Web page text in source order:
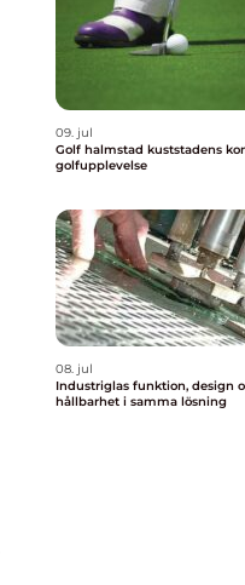
09. jul
Golf halmstad kuststadens kompletta
golfupplevelse
08. jul
Industriglas funktion, design och
hållbarhet i samma lösning